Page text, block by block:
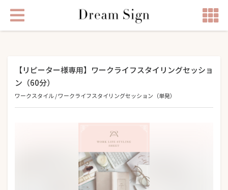
【リピーター様専用】ワークライフスタイリングセッショ
ン（60分）
ワークスタイル/ワークライフスタイリングセッション（単発）